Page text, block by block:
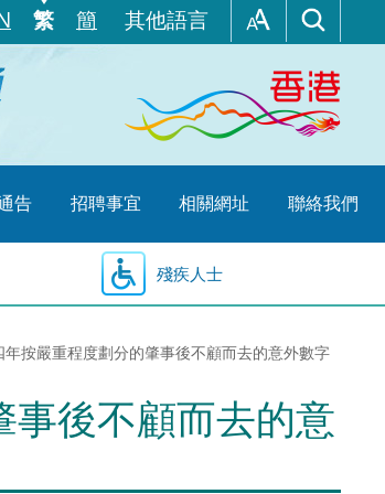
繁 簡 其他語言
告 招聘事宜 相關網址 聯絡我們
殘疾人士
按嚴重程度劃分的肇事後不顧而去的意外數字
後不顧而去的意